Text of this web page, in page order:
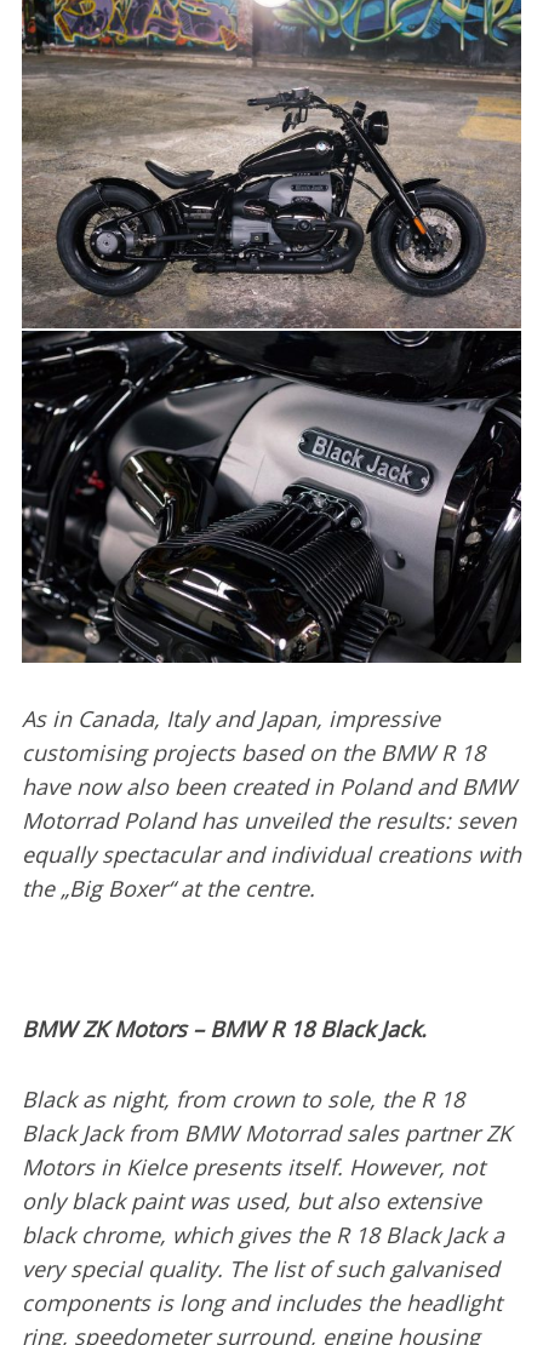
As in Canada, Italy and Japan, impressive
customising projects based on the BMW R 18
have now also been created in Poland and BMW
Motorrad Poland has unveiled the results: seven
equally spectacular and individual creations with
the „Big Boxer“ at the centre.
BMW ZK Motors – BMW R 18 Black Jack.
Black as night, from crown to sole, the R 18
Black Jack from BMW Motorrad sales partner ZK
Motors in Kielce presents itself. However, not
only black paint was used, but also extensive
black chrome, which gives the R 18 Black Jack a
very special quality. The list of such galvanised
components is long and includes the headlight
ring, speedometer surround, engine housing